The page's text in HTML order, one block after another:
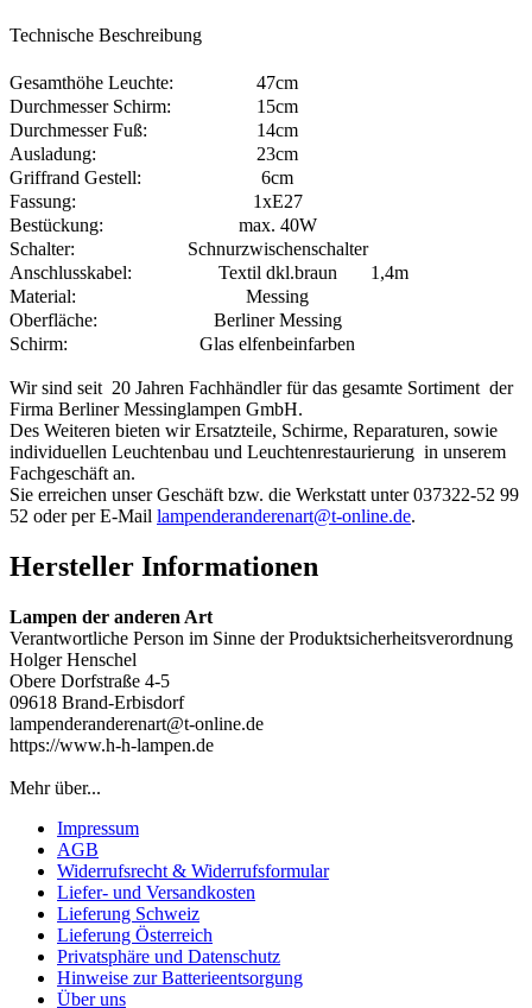
Technische Beschreibung
Gesamthöhe Leuchte:
47cm
Durchmesser Schirm:
15cm
Durchmesser Fuß:
14cm
Ausladung:
23cm
Griffrand Gestell:
6cm
Fassung:
1xE27
Bestückung:
max. 40W
Schalter:
Schnurzwischenschalter
Anschlusskabel:
Textil dkl.braun
1,4m
Material:
Messing
Oberfläche:
Berliner Messing
Schirm:
Glas elfenbeinfarben
Wir sind seit 20 Jahren Fachhändler für das gesamte Sortiment der
Firma Berliner Messinglampen GmbH.
Des Weiteren bieten wir Ersatzteile, Schirme, Reparaturen, sowie
individuellen Leuchtenbau und Leuchtenrestaurierung in unserem
Fachgeschäft an.
Sie erreichen unser Geschäft bzw. die Werkstatt unter 037322-52 99
52 oder per E-Mail lampenderanderenart@t-online.de.
Hersteller Informationen
Lampen der anderen Art
Verantwortliche Person im Sinne der Produktsicherheitsverordnung
Holger Henschel
Obere Dorfstraße 4-5
09618 Brand-Erbisdorf
lampenderanderenart@t-online.de
https://www.h-h-lampen.de
Mehr über...
Impressum
AGB
Widerrufsrecht & Widerrufsformular
Liefer- und Versandkosten
Lieferung Schweiz
Lieferung Österreich
Privatsphäre und Datenschutz
Hinweise zur Batterieentsorgung
Über uns